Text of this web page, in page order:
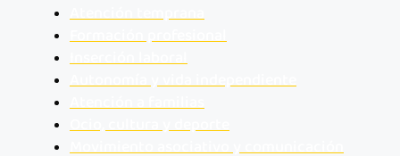
Atención temprana
Formación profesional
Inserción laboral
Autonomía y vida independiente
Atención a familias
Ocio, cultura y deporte
Movimiento asociativo y comunicación